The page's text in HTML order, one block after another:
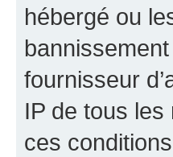
hébergé ou
fournisseur
IP de tous
ces